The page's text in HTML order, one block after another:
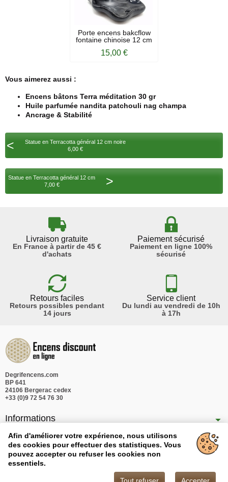
Porte encens bakcflow
fontaine chinoise 12 cm
15,00 €
Vous aimerez aussi :
Encens bâtons Terra méditation 30 gr
Huile parfumée nandita patchouli nag champa
Ancrage & Stabilité
<
Statue en Terracotta général 12 cm noire
6,00 €
Statue en Terracotta général 12 cm
7,00 €
>
Livraison gratuite
En France à partir de 45 €
d'achats
Paiement sécurisé
Paiement en ligne 100%
sécurisé
Retours faciles
Retours possibles pendant
14 jours
Service client
Du lundi au vendredi de 10h
à 17h
Degrifencens.com
BP 641
24106 Bergerac cedex
+33 (0)9 72 54 76 30
Informations
Nos produits
Notre société
Afin d'améliorer votre expérience, nous utilisons
des cookies pour effectuer des statistiques. Vous
pouvez accepter ou refuser les cookies non
essentiels.